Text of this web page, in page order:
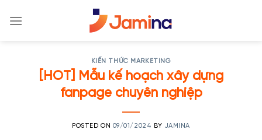
KIẾN THỨC MARKETING
[HOT] Mẫu kế hoạch xây dựng
fanpage chuyên nghiệp
POSTED ON 09/01/2024 BY JAMINA